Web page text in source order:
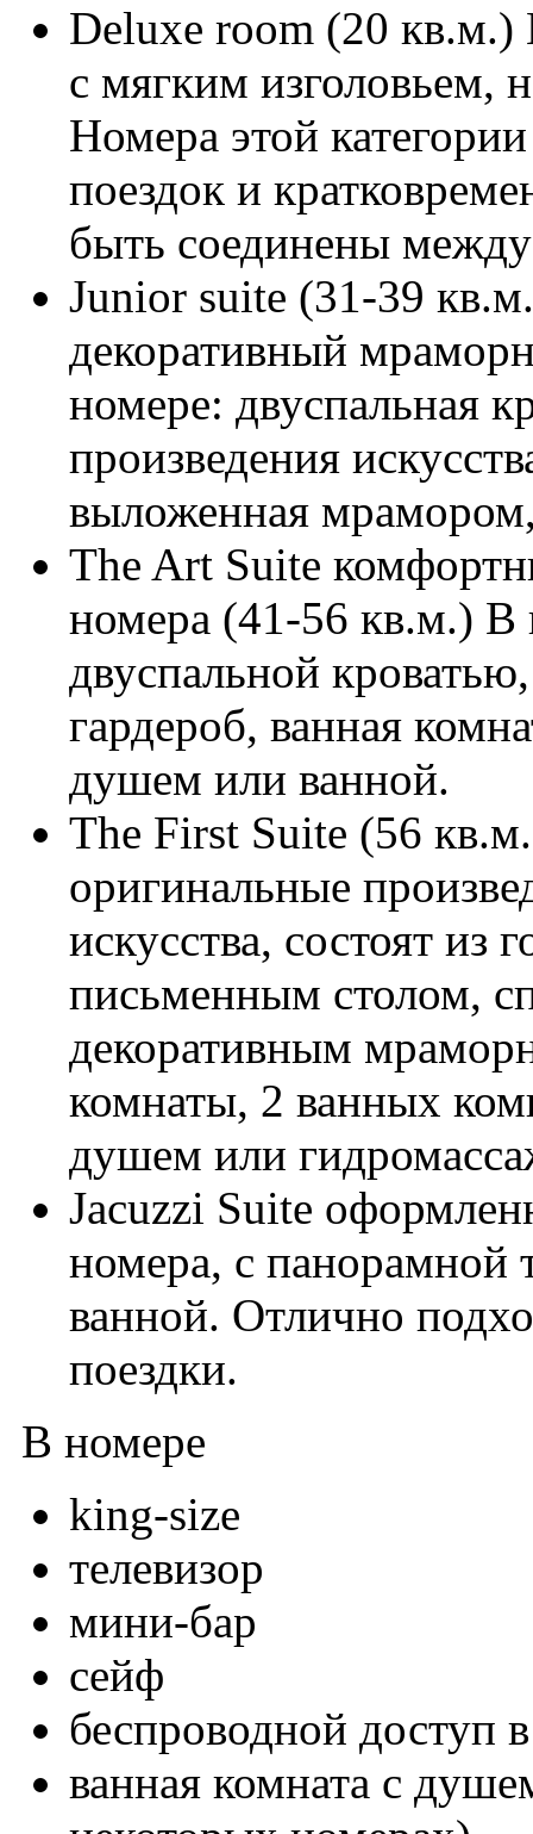
Deluxe room (20 кв.м.)
с мягким изголовьем,
Номера этой
поездок и
быть соединены
Junior suite (31-39
декоративный
номере: двуспальная
произведения
выложенная
The Art Suite
номера (41-56 кв.м.) В
двуспальной
гардероб, ванная
душем или ванной.
The First Suite (56
оригинальные
искусства, состоят из
письменным столом,
декоративным
комнаты, 2 ванных
душем или
Jacuzzi Suite
номера, с панорамной
ванной. Отлично
поездки.
В номере
king-size
телевизор
мини-бар
сейф
беспроводной доступ
ванная комната с